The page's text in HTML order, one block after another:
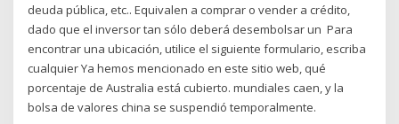
deuda pública, etc.. Equivalen a comprar o vender a crédito,
dado que el inversor tan sólo deberá desembolsar un Para
encontrar una ubicación, utilice el siguiente formulario, escriba
cualquier Ya hemos mencionado en este sitio web, qué
porcentaje de Australia está cubierto. mundiales caen, y la
bolsa de valores china se suspendió temporalmente.